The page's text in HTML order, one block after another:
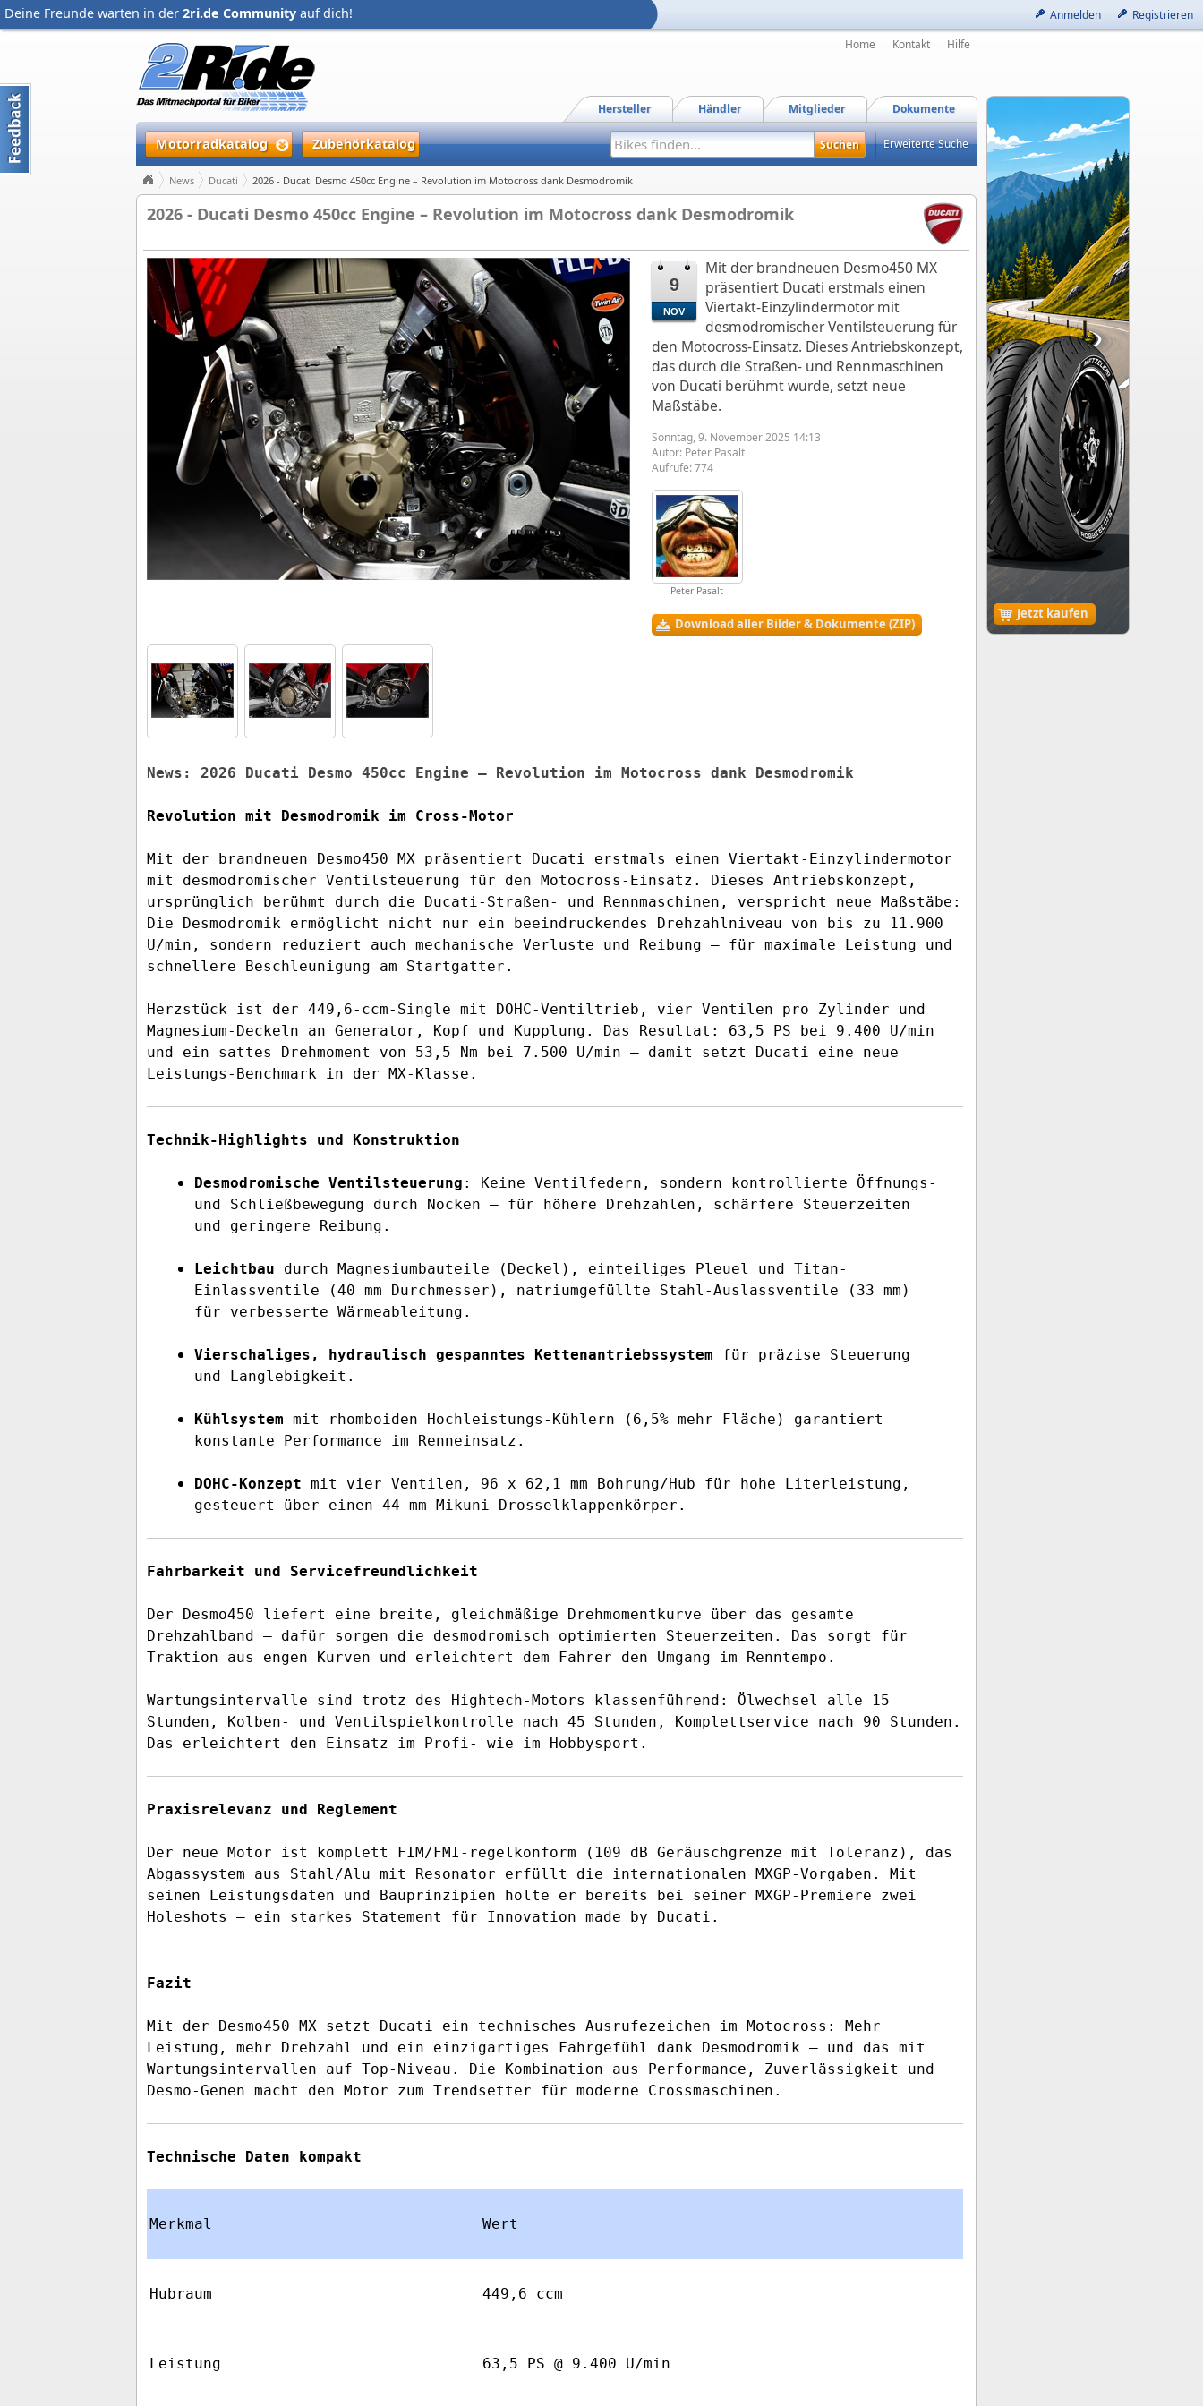
Anmelden Registrieren
Deine Freunde warten in der 2ri.de Community auf dich!
Jetzt kaufen
Home Kontakt Hilfe
Dokumente
Mitglieder
Händler
Hersteller
Motorradkatalog Zubehörkatalog Erweiterte Suche
News Ducati 2026 - Ducati Desmo 450cc Engine – Revolution im Motocross dank Desmodromik
2026 - Ducati Desmo 450cc Engine – Revolution im Motocross dank Desmodromik
9
NOV
Mit der brandneuen Desmo450 MX
präsentiert Ducati erstmals einen
Viertakt-Einzylindermotor mit
desmodromischer Ventilsteuerung für
den Motocross-Einsatz. Dieses Antriebskonzept,
das durch die Straßen- und Rennmaschinen
von Ducati berühmt wurde, setzt neue
Maßstäbe.
Sonntag, 9. November 2025 14:13
Autor: Peter Pasalt
Aufrufe: 774
Peter Pasalt
Download aller Bilder & Dokumente (ZIP)
News: 2026 Ducati Desmo 450cc Engine – Revolution im Motocross dank Desmodromik
Revolution mit Desmodromik im Cross-Motor
Mit der brandneuen Desmo450 MX präsentiert Ducati erstmals einen Viertakt-Einzylindermotor
mit desmodromischer Ventilsteuerung für den Motocross-Einsatz. Dieses Antriebskonzept,
ursprünglich berühmt durch die Ducati-Straßen- und Rennmaschinen, verspricht neue Maßstäbe:
Die Desmodromik ermöglicht nicht nur ein beeindruckendes Drehzahlniveau von bis zu 11.900
U/min, sondern reduziert auch mechanische Verluste und Reibung – für maximale Leistung und
schnellere Beschleunigung am Startgatter.
Herzstück ist der 449,6-ccm-Single mit DOHC-Ventiltrieb, vier Ventilen pro Zylinder und
Magnesium-Deckeln an Generator, Kopf und Kupplung. Das Resultat: 63,5 PS bei 9.400 U/min
und ein sattes Drehmoment von 53,5 Nm bei 7.500 U/min – damit setzt Ducati eine neue
Leistungs-Benchmark in der MX-Klasse.
Technik-Highlights und Konstruktion
Desmodromische Ventilsteuerung : Keine Ventilfedern, sondern kontrollierte Öffnungs-
und Schließbewegung durch Nocken – für höhere Drehzahlen, schärfere Steuerzeiten
und geringere Reibung.
Leichtbau durch Magnesiumbauteile (Deckel), einteiliges Pleuel und Titan-
Einlassventile (40 mm Durchmesser), natriumgefüllte Stahl-Auslassventile (33 mm)
für verbesserte Wärmeableitung.
Vierschaliges, hydraulisch gespanntes Kettenantriebssystem für präzise Steuerung
und Langlebigkeit.
Kühlsystem mit rhomboiden Hochleistungs-Kühlern (6,5% mehr Fläche) garantiert
konstante Performance im Renneinsatz.
DOHC-Konzept mit vier Ventilen, 96 x 62,1 mm Bohrung/Hub für hohe Literleistung,
gesteuert über einen 44-mm-Mikuni-Drosselklappenkörper.
Fahrbarkeit und Servicefreundlichkeit
Der Desmo450 liefert eine breite, gleichmäßige Drehmomentkurve über das gesamte
Drehzahlband – dafür sorgen die desmodromisch optimierten Steuerzeiten. Das sorgt für
Traktion aus engen Kurven und erleichtert dem Fahrer den Umgang im Renntempo.
Wartungsintervalle sind trotz des Hightech-Motors klassenführend: Ölwechsel alle 15
Stunden, Kolben- und Ventilspielkontrolle nach 45 Stunden, Komplettservice nach 90 Stunden.
Das erleichtert den Einsatz im Profi- wie im Hobbysport.
Praxisrelevanz und Reglement
Der neue Motor ist komplett FIM/FMI-regelkonform (109 dB Geräuschgrenze mit Toleranz), das
Abgassystem aus Stahl/Alu mit Resonator erfüllt die internationalen MXGP-Vorgaben. Mit
seinen Leistungsdaten und Bauprinzipien holte er bereits bei seiner MXGP-Premiere zwei
Holeshots – ein starkes Statement für Innovation made by Ducati.
Fazit
Mit der Desmo450 MX setzt Ducati ein technisches Ausrufezeichen im Motocross: Mehr
Leistung, mehr Drehzahl und ein einzigartiges Fahrgefühl dank Desmodromik – und das mit
Wartungsintervallen auf Top-Niveau. Die Kombination aus Performance, Zuverlässigkeit und
Desmo-Genen macht den Motor zum Trendsetter für moderne Crossmaschinen.
Technische Daten kompakt
Merkmal Wert
Hubraum 449,6 ccm
Leistung 63,5 PS @ 9.400 U/min